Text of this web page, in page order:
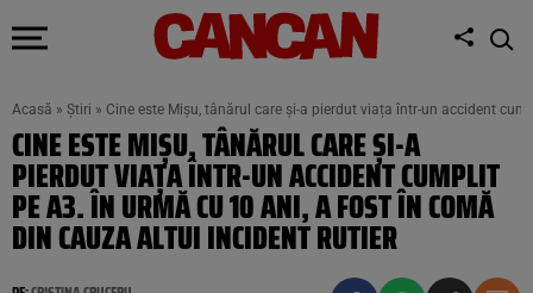
Acasă » Știri » Cine este Mișu, tânărul care și-a pierdut viața într-un accident
CINE ESTE MIȘU, TÂNĂRUL CARE ȘI-A
PIERDUT VIAȚA ÎNTR-UN ACCIDENT CUMPLIT
PE A3. ÎN URMĂ CU 10 ANI, A FOST ÎN COMĂ
DIN CAUZA ALTUI INCIDENT RUTIER